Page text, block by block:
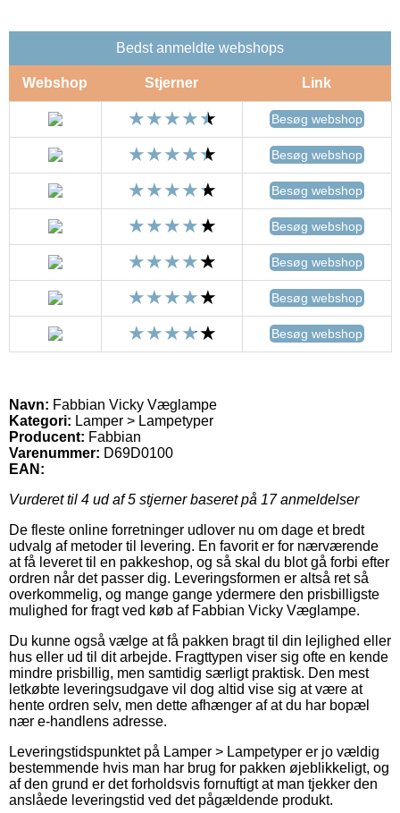
Bedst anmeldte webshops
Webshop Stjerner Link
Besøg webshop
Besøg webshop
Besøg webshop
Besøg webshop
Besøg webshop
Besøg webshop
Besøg webshop
Navn: Fabbian Vicky Væglampe
Kategori: Lamper > Lampetyper
Producent: Fabbian
Varenummer: D69D0100
EAN:
Vurderet til 4 ud af 5 stjerner baseret på 17anmeldelser
De fleste online forretninger udlover nu om dage et bredt
udvalg af metoder til levering. En favorit er for nærværende
at få leveret til en pakkeshop, og så skal du blot gå forbi efter
ordren når det passer dig. Leveringsformen er altså ret så
overkommelig, og mange gange ydermere den prisbilligste
mulighed for fragt ved køb af Fabbian Vicky Væglampe.
Du kunne også vælge at få pakken bragt til din lejlighed eller
hus eller ud til dit arbejde. Fragttypen viser sig ofte en kende
mindre prisbillig, men samtidig særligt praktisk. Den mest
letkøbte leveringsudgave vil dog altid vise sig at være at
hente ordren selv, men dette afhænger af at du har bopæl
nær e-handlens adresse.
Leveringstidspunktet på Lamper > Lampetyper er jo vældig
bestemmende hvis man har brug for pakken øjeblikkeligt, og
af den grund er det forholdsvis fornuftigt at man tjekker den
anslåede leveringstid ved det pågældende produkt.